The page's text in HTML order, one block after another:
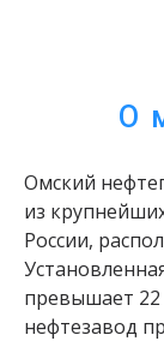
Омский
из
России,
превышает
нефтезавод